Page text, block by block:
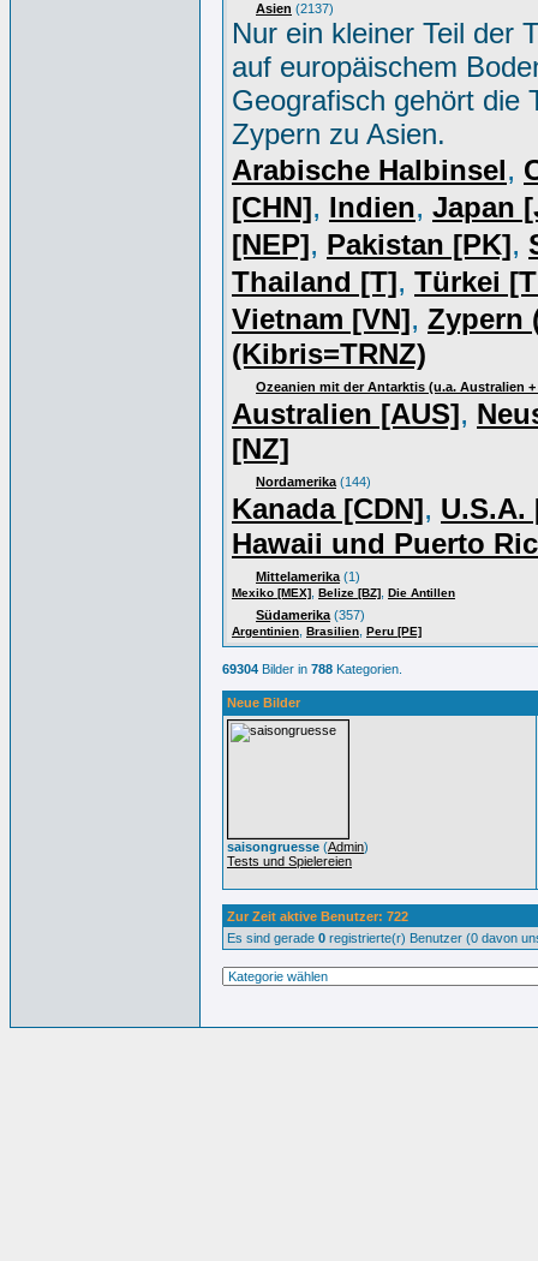
Asien (2137)
Nur ein kleiner Teil der
auf europäischem
Geografisch gehört die
Zypern zu Asien.
Arabische Halbinsel,
[CHN], Indien, Japan
[NEP], Pakistan [PK],
Thailand [T], Türkei
Vietnam [VN], Zypern
(Kibris=TRNZ)
Ozeanien mit der Antarktis (u.a. Australien +
Australien [AUS],
[NZ]
Nordamerika (144)
Kanada [CDN], U.S.A.
Hawaii und Puerto
Mittelamerika (1)
Mexiko [MEX] Belize [BZ] Die Antillen
Südamerika (357)
Argentinien Brasilien Peru [PE]
69304 Bilder in 788 Kategorien.
Neue Bilder
saisongruesse (Admin)
Tests und Spielereien
Zur Zeit aktive Benutzer: 722
Es sind gerade 0 registrierte(r) Benutzer (0 davon